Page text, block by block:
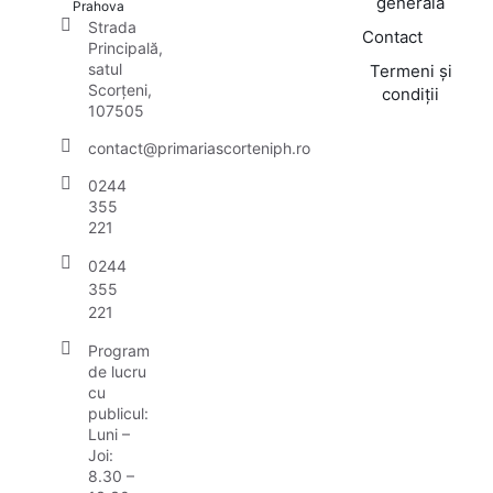
Prahova
Strada
Principală,
satul
Scorțeni,
107505
contact@primariascorteniph.ro
0244
355
221
0244
355
221
Program
de lucru
cu
publicul:
Luni –
Joi:
8.30 –
Contact
Termeni și
condiții